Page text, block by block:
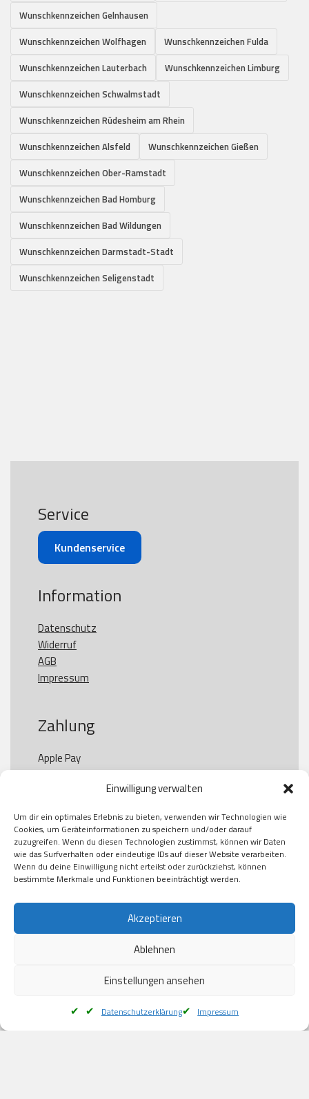
Einwilligung verwalten
Um dir ein optimales Erlebnis zu bieten, verwenden wir Technologien wie
Cookies, um Geräteinformationen zu speichern und/oder darauf
zuzugreifen. Wenn du diesen Technologien zustimmst, können wir Daten
wie das Surfverhalten oder eindeutige IDs auf dieser Website verarbeiten.
Wenn du deine Einwilligung nicht erteilst oder zurückziehst, können
bestimmte Merkmale und Funktionen beeinträchtigt werden.
Akzeptieren
Ablehnen
Einstellungen ansehen
Datenschutzerklärung Impressum
Wunschkennzeichen Gelnhausen
Wunschkennzeichen Wolfhagen
Wunschkennzeichen Fulda
Wunschkennzeichen Lauterbach
Wunschkennzeichen Limburg
Wunschkennzeichen Schwalmstadt
Wunschkennzeichen Rüdesheim am Rhein
Wunschkennzeichen Alsfeld
Wunschkennzeichen Gießen
Wunschkennzeichen Ober-Ramstadt
Wunschkennzeichen Bad Homburg
Wunschkennzeichen Bad Wildungen
Wunschkennzeichen Darmstadt-Stadt
Wunschkennzeichen Seligenstadt
Service
Kundenservice
Information
Datenschutz
Widerruf
AGB
Impressum
Zahlung
Apple Pay
Paypal
Kauf auf Rechung
Klarna
American Express